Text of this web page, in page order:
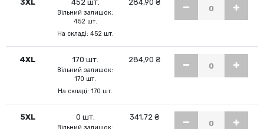
3XL 452 шт.
Вільний залишок:
452 шт.
На складі: 452 шт.
284,90 ₴
4XL 170 шт.
Вільний залишок:
170 шт.
На складі: 170 шт.
284,90 ₴
5XL 0 шт. 341,72 ₴